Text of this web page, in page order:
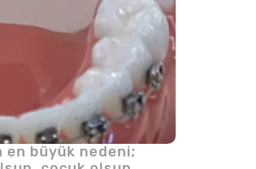
büyük nedeni;